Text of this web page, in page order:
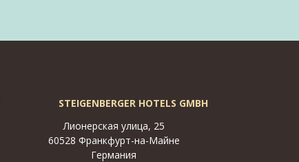
STEIGENBERGER HOTELS GMBH
Лионерская улица, 25
60528 Франкфурт-на-Майне
Германия